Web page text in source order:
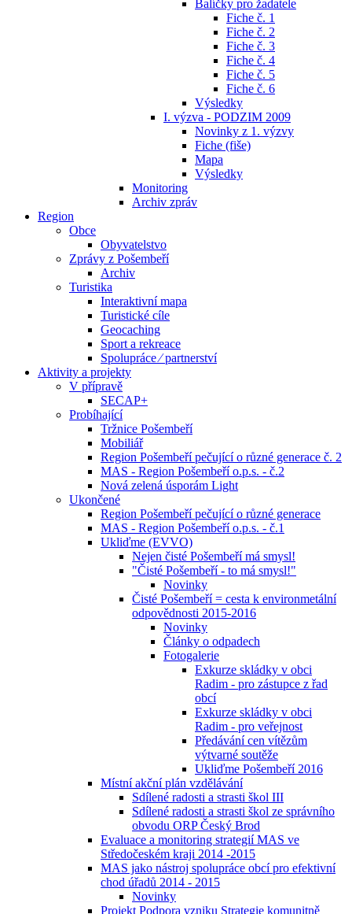
Balíčky pro žadatele
Fiche č. 1
Fiche č. 2
Fiche č. 3
Fiche č. 4
Fiche č. 5
Fiche č. 6
Výsledky
I. výzva - PODZIM 2009
Novinky z 1. výzvy
Fiche (fiše)
Mapa
Výsledky
Monitoring
Archiv zpráv
Region
Obce
Obyvatelstvo
Zprávy z Pošembeří
Archiv
Turistika
Interaktivní mapa
Turistické cíle
Geocaching
Sport a rekreace
Spolupráce ⁄ partnerství
Aktivity a projekty
V přípravě
SECAP+
Probíhající
Tržnice Pošembeří
Mobiliář
Region Pošembeří pečující o různé generace č. 2
MAS - Region Pošembeří o.p.s. - č.2
Nová zelená úsporám Light
Ukončené
Region Pošembeří pečující o různé generace
MAS - Region Pošembeří o.p.s. - č.1
Ukliďme (EVVO)
Nejen čisté Pošembeří má smysl!
"Čisté Pošembeří - to má smysl!"
Novinky
Čisté Pošembeří = cesta k environmetální
odpovědnosti 2015-2016
Novinky
Články o odpadech
Fotogalerie
Exkurze skládky v obci
Radim - pro zástupce z řad
obcí
Exkurze skládky v obci
Radim - pro veřejnost
Předávání cen vítězům
výtvarné soutěže
Ukliďme Pošembeří 2016
Místní akční plán vzdělávání
Sdílené radosti a strasti škol III
Sdílené radosti a strasti škol ze správního
obvodu ORP Český Brod
Evaluace a monitoring strategií MAS ve
Středočeském kraji 2014 -2015
MAS jako nástroj spolupráce obcí pro efektivní
chod úřadů 2014 - 2015
Novinky
Projekt Podpora vzniku Strategie komunitně